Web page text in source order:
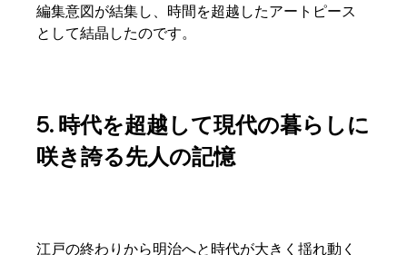
編集意図が結集し、時間を超越したアートピース
として結晶したのです。
5. 時代を超越して現代の暮らしに
咲き誇る先人の記憶
江戸の終わりから明治へと時代が大きく揺れ動く